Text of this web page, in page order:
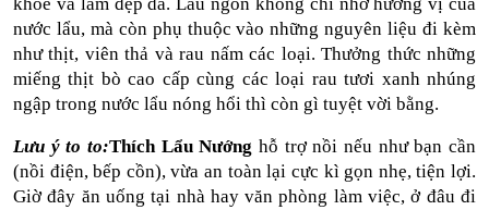
nước lẩu, mà còn phụ thuộc vào những nguyên liệu đi kèm
như thịt, viên thả và rau nấm các loại. Thưởng thức những
miếng thịt bò cao cấp cùng các loại rau tươi xanh nhúng
ngập trong nước lẩu nóng hổi thì còn gì tuyệt vời bằng.
Lưu ý to to:Thích Lẩu Nướng hỗ trợ nồi nếu như bạn cần
(nồi điện, bếp cồn), vừa an toàn lại cực kì gọn nhẹ, tiện lợi.
Giờ đây ăn uống tại nhà hay văn phòng làm việc, ở đâu đi